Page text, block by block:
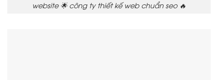
website 🌟 công ty thiết kế web chuẩn seo 🔥